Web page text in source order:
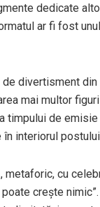
dedicate
ar fi fost
divertisment din
mai multor
timpului de
în interiorul
metaforic, cu
poate crește